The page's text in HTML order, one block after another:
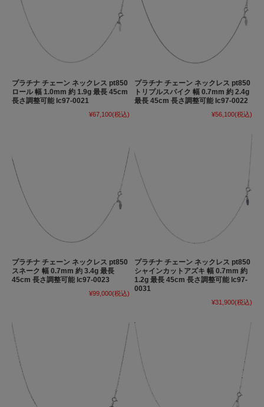
プラチナ チェーン ネックレス pt850
ロール 幅 1.0mm 約 1.9g 最長 45cm
長さ調整可能 lc97-0021
¥67,100(税込)
プラチナ チェーン ネックレス pt850
トリプルスパイク 幅 0.7mm 約 2.4g
最長 45cm 長さ調整可能 lc97-0022
¥56,100(税込)
プラチナ チェーン ネックレス pt850
スネーク 幅 0.7mm 約 3.4g 最長
45cm 長さ調整可能 lc97-0023
¥99,000(税込)
プラチナ チェーン ネックレス pt850
シャインカットアズキ 幅 0.7mm 約
1.2g 最長 45cm 長さ調整可能 lc97-
0031
¥31,900(税込)